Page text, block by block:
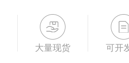
大量现货 可开